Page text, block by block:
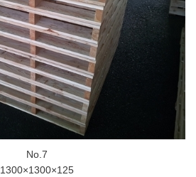
No.7
1300×1300×125